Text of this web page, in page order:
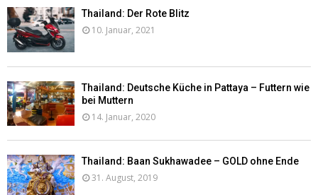
Thailand: Der Rote Blitz
10. Januar, 2021
Thailand: Deutsche Küche in Pattaya – Futtern wie
bei Muttern
14. Januar, 2020
Thailand: Baan Sukhawadee – GOLD ohne Ende
31. August, 2019